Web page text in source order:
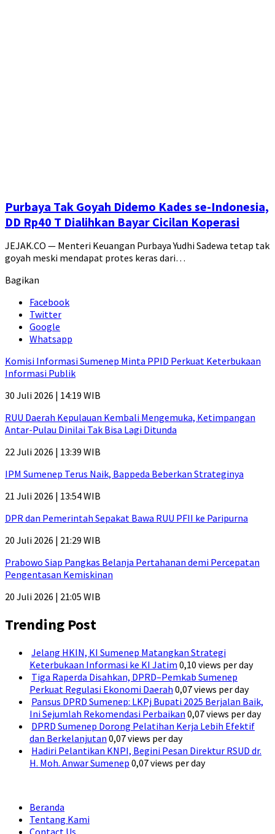
Purbaya Tak Goyah Didemo Kades se-Indonesia,
DD Rp40 T Dialihkan Bayar Cicilan Koperasi
JEJAK.CO — Menteri Keuangan Purbaya Yudhi Sadewa tetap tak
goyah meski mendapat protes keras dari…
Bagikan
Facebook
Twitter
Google
Whatsapp
Komisi Informasi Sumenep Minta PPID Perkuat Keterbukaan
Informasi Publik
30 Juli 2026 | 14:19 WIB
RUU Daerah Kepulauan Kembali Mengemuka, Ketimpangan
Antar-Pulau Dinilai Tak Bisa Lagi Ditunda
22 Juli 2026 | 13:39 WIB
IPM Sumenep Terus Naik, Bappeda Beberkan Strateginya
21 Juli 2026 | 13:54 WIB
DPR dan Pemerintah Sepakat Bawa RUU PFII ke Paripurna
20 Juli 2026 | 21:29 WIB
Prabowo Siap Pangkas Belanja Pertahanan demi Percepatan
Pengentasan Kemiskinan
20 Juli 2026 | 21:05 WIB
Trending Post
Jelang HKIN, KI Sumenep Matangkan Strategi
Keterbukaan Informasi ke KI Jatim 0,10 views per day
Tiga Raperda Disahkan, DPRD–Pemkab Sumenep
Perkuat Regulasi Ekonomi Daerah 0,07 views per day
Pansus DPRD Sumenep: LKPj Bupati 2025 Berjalan Baik,
Ini Sejumlah Rekomendasi Perbaikan 0,07 views per day
DPRD Sumenep Dorong Pelatihan Kerja Lebih Efektif
dan Berkelanjutan 0,07 views per day
Hadiri Pelantikan KNPI, Begini Pesan Direktur RSUD dr.
H. Moh. Anwar Sumenep 0,07 views per day
Beranda
Tentang Kami